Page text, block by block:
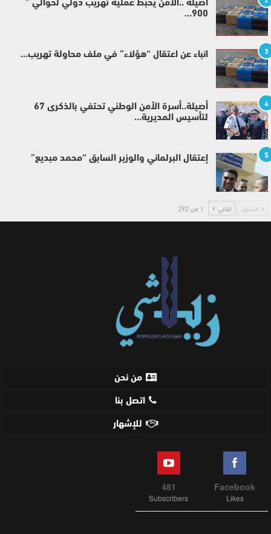
أصيلة ..الأمن يحبط عملية تهريب دولي لحوالي ”
900…
3 انباء عن اعتقال “هؤلاء” في ملف محاولة تهريب…
4
أصيلة..أسرة الأمن الوطني تحتفي بالذكرى 67
لتأسيس المديرية…
5 إعتقال البرلماني والوزير السابق “محمد مبديع”
السابق التالي 1 من 292
من نحن
اتصل بنا
للإشهار
Facebook
Likes
481
Subscribers